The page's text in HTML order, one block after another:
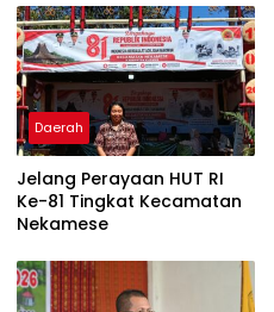
Daerah
Jelang Perayaan HUT RI
Ke-81 Tingkat Kecamatan
Nekamese